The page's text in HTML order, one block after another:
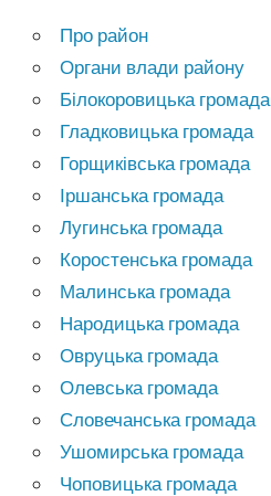
Про район
Органи влади району
Білокоровицька громада
Гладковицька громада
Горщиківська громада
Іршанська громада
Лугинська громада
Коростенська громада
Малинська громада
Народицька громада
Овруцька громада
Олевська громада
Словечанська громада
Ушомирська громада
Чоповицька громада